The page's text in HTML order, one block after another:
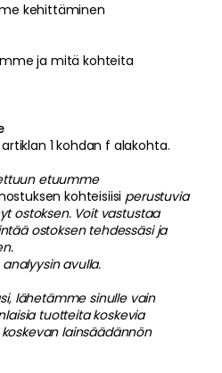
kehittäminen
ja mitä kohteita
1 kohdan f alakohta.
etuumme
kohteisiisi perustuvia
ostoksen. Voit vastustaa
ostoksen tehdessäsi ja
avulla.
lähetämme sinulle vain
tuotteita koskevia
lainsäädännön